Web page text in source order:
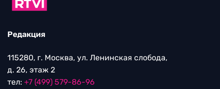
Редакция
115280, г. Москва, ул. Ленинская слобода,
д. 26, этаж 2
тел: +7 (499) 579-86-96